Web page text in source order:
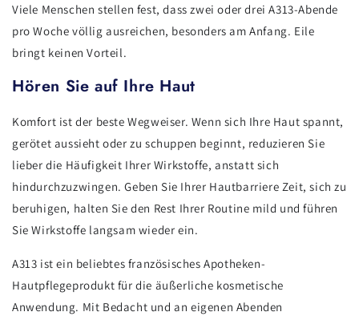
Viele Menschen stellen fest, dass zwei oder drei A313-Abende
pro Woche völlig ausreichen, besonders am Anfang. Eile
bringt keinen Vorteil.
Hören Sie auf Ihre Haut
Komfort ist der beste Wegweiser. Wenn sich Ihre Haut spannt,
gerötet aussieht oder zu schuppen beginnt, reduzieren Sie
lieber die Häufigkeit Ihrer Wirkstoffe, anstatt sich
hindurchzuzwingen. Geben Sie Ihrer Hautbarriere Zeit, sich zu
beruhigen, halten Sie den Rest Ihrer Routine mild und führen
Sie Wirkstoffe langsam wieder ein.
A313 ist ein beliebtes französisches Apotheken-
Hautpflegeprodukt für die äußerliche kosmetische
Anwendung. Mit Bedacht und an eigenen Abenden